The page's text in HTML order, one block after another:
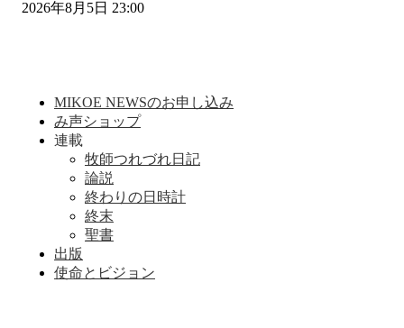
2026年8月5日 23:00
MIKOE NEWSのお申し込み
み声ショップ
連載
牧師つれづれ日記
論説
終わりの日時計
終末
聖書
出版
使命とビジョン